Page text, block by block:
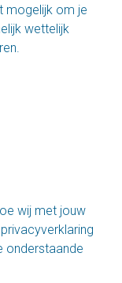
mogelijk om je
wettelijk
wij met jouw
onderstaande